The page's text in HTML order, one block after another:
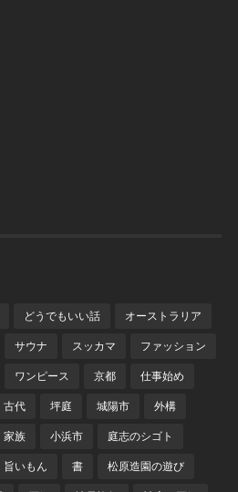
どうでもいい話 オーストラリア
サウナ スッカマ ファッション
ワンピース 京都 仕事始め
古代 坪庭 城陽市 外構
家族 小浜市 庭志のシゴト
旨いもん 書 松原造園の遊び